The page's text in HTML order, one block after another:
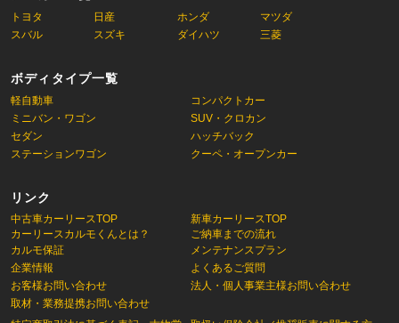
トヨタ 日産 ホンダ
マツダ
スバル
スズキ ダイハツ 三菱
ボディタイプ一覧
軽自動車
コンパクトカー
ミニバン・ワゴン
SUV・クロカン
セダン
ハッチバック
ステーションワゴン
クーペ・オープンカー
リンク
中古車カーリースTOP
カーリースカルモくんとは？
新車カーリースTOP
ご納車までの流れ
カルモ保証
企業情報
お客様お問い合わせ
取材・業務提携お問い合わせ
メンテナンスプラン
よくあるご質問
法人・個人事業主様お問い合わせ